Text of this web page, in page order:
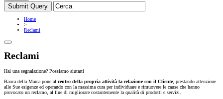
Home
>
Reclami
Reclami
Hai una segnalazione? Possiamo aiutarti
Banca della Marca pone al centro della propria attività la relazione con il Cliente, prestando attenzione
alle Sue esigenze ed operando con la massima cura per individuare e rimuovere le cause che hanno
provocato un reclamo, al fine di migliorare costantemente la qualità di prodotti e servizi.